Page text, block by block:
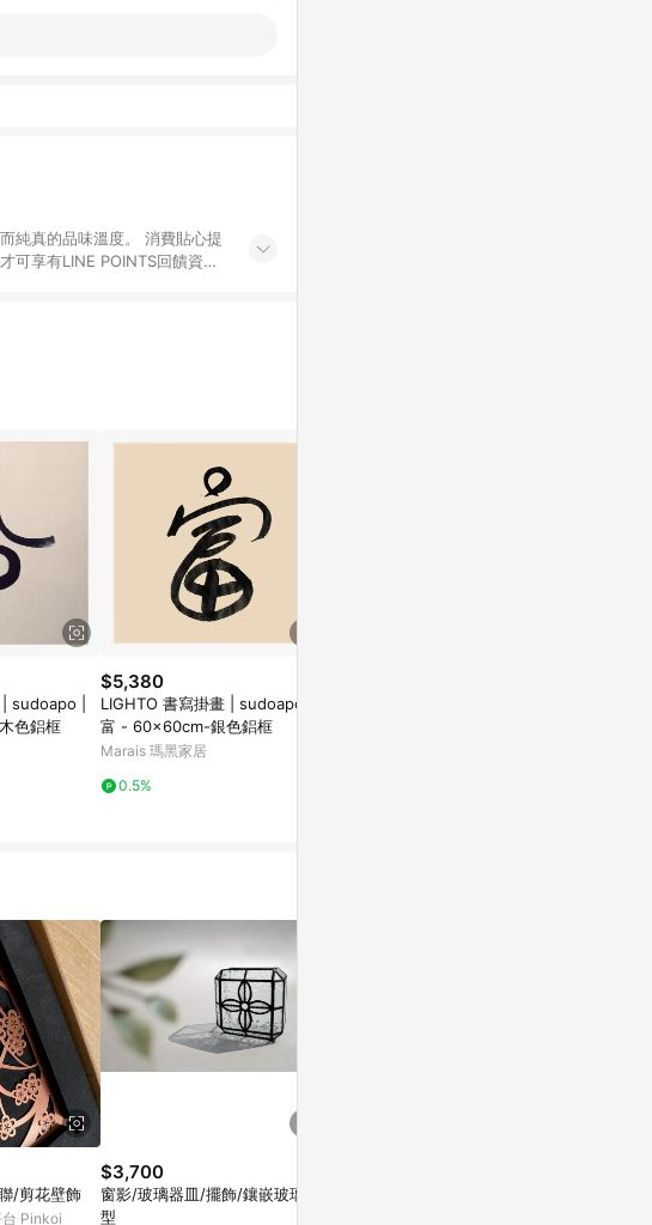
純真的品味溫度。 消費貼心提
可享有LINE POINTS回饋資
色鋁框
$5,380
LIGHTO 書寫掛畫 | sudoapo |
富 - 60x60cm-銀色鋁框
Marais 瑪黑家居
0.5%
/剪花壁飾
Pinkoi
$3,700
窗影/玻璃器皿/擺飾/鑲嵌玻璃/方
型